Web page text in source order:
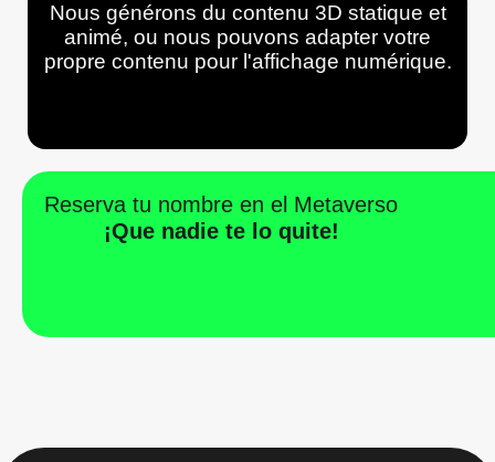
Nous générons du contenu 3D statique et
animé, ou nous pouvons adapter votre
propre contenu pour l'affichage numérique.
Reserva tu nombre en el Metaverso
¡Que nadie te lo quite!